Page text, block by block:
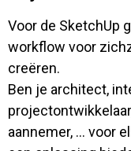
Voor de SketchUp
workflow voor
creëren.
Ben je architect,
aannemer, ... voor